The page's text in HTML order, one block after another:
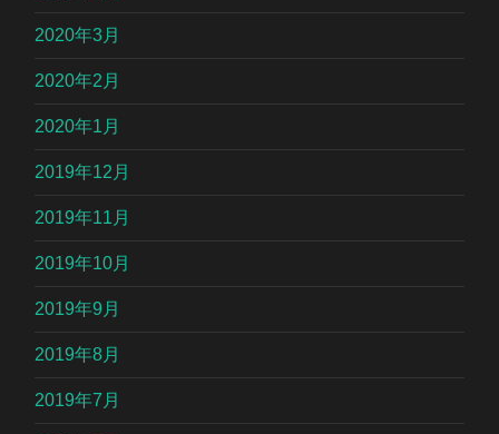
2020年3月
2020年2月
2020年1月
2019年12月
2019年11月
2019年10月
2019年9月
2019年8月
2019年7月